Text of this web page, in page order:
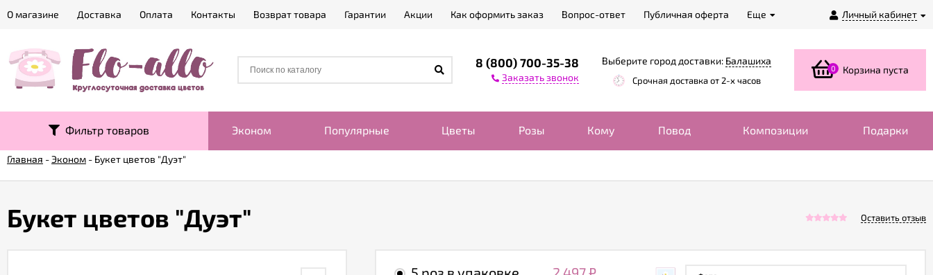
Личный кабинет
О магазине Доставка Оплата Контакты Возврат товара Гарантии Акции Как оформить заказ Вопрос-ответ Публичная оферта Еще
8 (800) 700-35-38
Заказать звонок
Выберите город доставки: Балашиха
Срочная доставка от 2-х часов
0 Корзина пуста
Фильтр товаров Эконом Популярные Цветы Розы Кому Повод Композиции Подарки
Главная -Эконом - Букет цветов "Дуэт"
Букет цветов "Дуэт" Оставить отзыв